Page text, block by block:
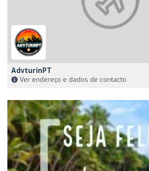
AdvturinPT
Ver endereço e dados de contacto